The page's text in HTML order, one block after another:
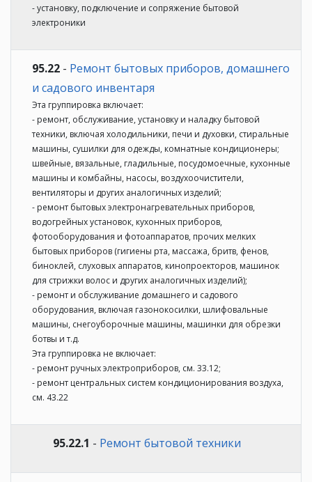
- установку, подключение и сопряжение бытовой
электроники
95.22 - Ремонт бытовых приборов, домашнего
и садового инвентаря
Эта группировка включает:
- ремонт, обслуживание, установку и наладку бытовой
техники, включая холодильники, печи и духовки, стиральные
машины, сушилки для одежды, комнатные кондиционеры;
швейные, вязальные, гладильные, посудомоечные, кухонные
машины и комбайны, насосы, воздухоочистители,
вентиляторы и других аналогичных изделий;
- ремонт бытовых электронагревательных приборов,
водогрейных установок, кухонных приборов,
фотооборудования и фотоаппаратов, прочих мелких
бытовых приборов (гигиены рта, массажа, бритв, фенов,
биноклей, слуховых аппаратов, кинопроекторов, машинок
для стрижки волос и других аналогичных изделий);
- ремонт и обслуживание домашнего и садового
оборудования, включая газонокосилки, шлифовальные
машины, снегоуборочные машины, машинки для обрезки
ботвы и т.д.
Эта группировка не включает:
- ремонт ручных электроприборов, см. 33.12;
- ремонт центральных систем кондиционирования воздуха,
см. 43.22
95.22.1 - Ремонт бытовой техники